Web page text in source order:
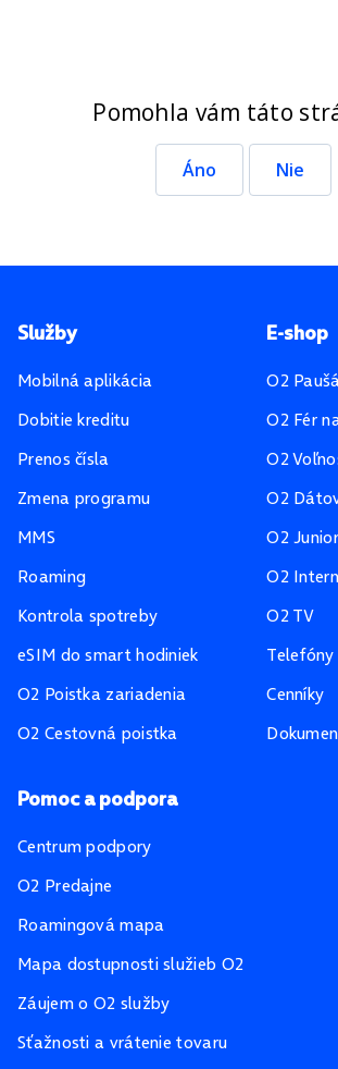
Pomohla vám táto
Áno Nie
Pätička stránky
Služby
Mobilná aplikácia
Dobitie kreditu
Prenos čísla
Zmena programu
MMS
Roaming
Kontrola spotreby
eSIM do smart hodiniek
O2 Poistka zariadenia
O2 Cestovná poistka
E-shop
O2
O2 Fér
O2
O2
O2 Junior
O2
O2 TV
Telefóny
Cenníky
Pomoc a podpora
Centrum podpory
O2 Predajne
Roamingová mapa
Mapa dostupnosti služieb O2
Záujem o O2 služby
Sťažnosti a vrátenie tovaru